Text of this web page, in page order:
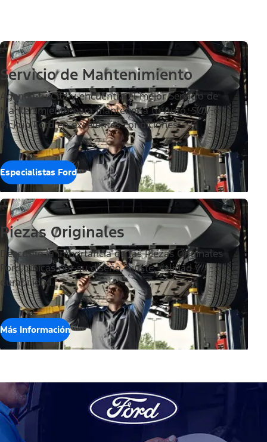
Servicio de Mantenimiento
Agenda tu Cita y encuentra el mejor Servicio de
Mantenimiento para mantener a tu Auto, SUV o
Pickup Ford en excelentes condiciones.
Especialistas Ford
Piezas Originales
Descubre la importancia de las Piezas Originales
Ford, únicas por su diseño, ajuste, calidad y
durabilidad.
Más Información